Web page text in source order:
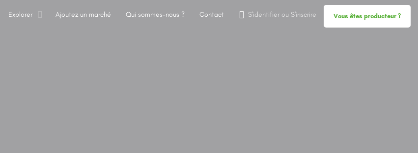
Explorer Ajoutez un marché Qui sommes-nous ? Contact S'identifier ou S'inscrire Vous êtes producteur ?